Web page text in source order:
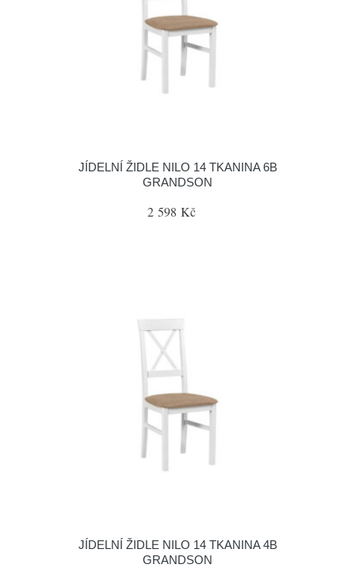
JÍDELNÍ ŽIDLE NILO 14 TKANINA 6B
GRANDSON
2 598 Kč
JÍDELNÍ ŽIDLE NILO 14 TKANINA 4B
GRANDSON